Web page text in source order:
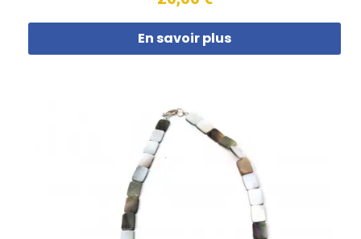
En savoir plus